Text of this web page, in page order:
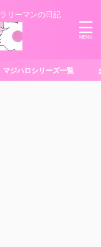
リーマンの日記
マジハロシリーズ一覧